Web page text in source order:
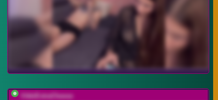
VikkiExtraCheese